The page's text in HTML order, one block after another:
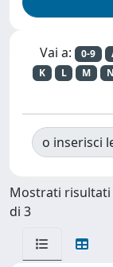
Vai a: 0-9
K
L M N
o inserisci
Mostrati risultati
di 3